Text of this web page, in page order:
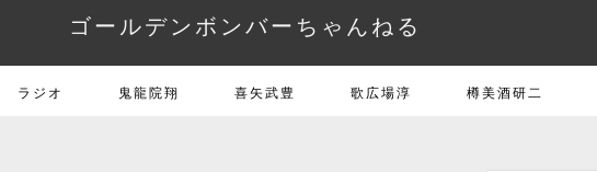
ゴールデンボンバーちゃんねる
ラジオ 鬼龍院翔 喜矢武豊 歌広場淳 樽美酒研二